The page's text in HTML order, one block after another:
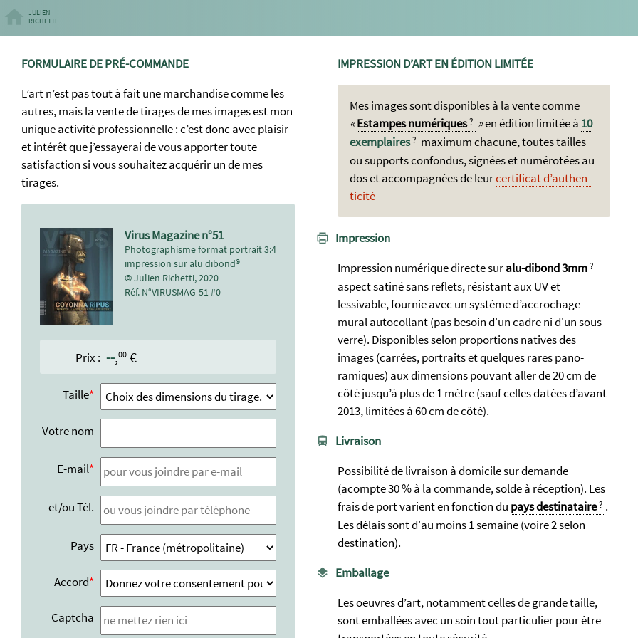
FORMULAIRE DE PRÉ-COMMANDE
L’art n’est pas tout à fait une marchandise comme les
autres, mais la vente de tirages de mes images est mon
unique activité professionnelle : c’est donc avec plaisir
et intérêt que j’essayerai de vous apporter toute
satisfaction si vous souhaitez acquérir un de mes
tirages.
Virus Magazine n°51
Photographisme format portrait 3:4
impression sur alu dibond®
© Julien Richetti, 2020
Réf. N°VIRUSMAG-51 #0
Prix : --,00 €
Taille
Votre nom
E-mail
et/ou Tél.
Pays
Accord
Captcha
IMPRESSION D’ART EN ÉDITION LIMITÉE
Mes images sont dispo­nibles à la vente com­me
Est­ampes numé­riques
en édi­tion lim­itée à 10
exem­plaires
maxi­mum cha­cune, toutes tailles
ou sup­ports con­fondus, si­gnées et num­érot­ées au
dos et accom­pagnées de leurcerti­ficat d’authen­
ticité
Impression
Impression numérique directe suralu-dibond 3mm
aspect satiné sans reflets, résistant aux UV et
lessivable, fournie avec un système d’accrochage
mural autocollant (pas besoin d'un cadre ni d'un sous-
verre). Dispo­nibles selon propor­tions natives des
images (carrées, portraits et quelques rares pano­
ramiques) aux dim­ensions pouvant aller de 20 cm de
côté jusqu’à plus de 1 mètre (sauf celles datées d’avant
2013, limitées à 60 cm de côté).
Livraison
Possibilité de livraison à domicile sur demande
(acompte 30 % à la commande, solde à réception). Les
frais de port varient en fonction du pays destinataire
.
Les délais sont d'au moins 1 semaine (voire 2 selon
destination).
Emballage
Les oeuvres d’art, notamment celles de grande taille,
sont emballées avec un soin tout particulier pour être
JULIEN
RICHETTI